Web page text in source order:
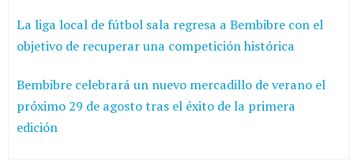
La liga local de fútbol sala regresa a Bembibre con el
objetivo de recuperar una competición histórica
Bembibre celebrará un nuevo mercadillo de verano el
próximo 29 de agosto tras el éxito de la primera
edición